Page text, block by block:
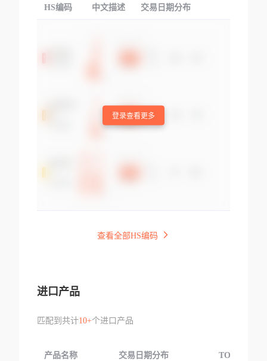
HS编码 中文描述 交易日期分布
登录查看更多
查看全部HS编码
进口产品
匹配到共计10+个进口产品
产品名称 交易日期分布 TOP3交易国